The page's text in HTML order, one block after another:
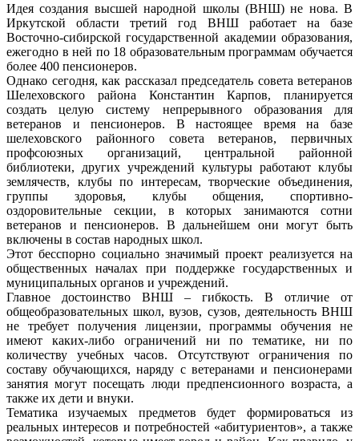
Идея создания высшей народной школы (ВНШ) не нова. В
Иркутской области третий год ВНШ работает на базе
Восточно-сибирской государственной академии образования,
ежегодно в ней по 18 образовательным программам обучается
более 400 пенсионеров.
Однако сегодня, как рассказал председатель совета ветеранов
Шелеховского района Константин Карпов, планируется
создать целую систему непрерывного образования для
ветеранов и пенсионеров. В настоящее время на базе
шелеховского районного совета ветеранов, первичных
профсоюзных организаций, центральной районной
библиотеки, других учреждений культуры работают клубы
землячеств, клубы по интересам, творческие объединения,
группы здоровья, клубы общения, спортивно-
оздоровительные секции, в которых занимаются сотни
ветеранов и пенсионеров. В дальнейшем они могут быть
включены в состав народных школ.
Этот бесспорно социально значимый проект реализуется на
общественных началах при поддержке государственных и
муниципальных органов и учреждений.
Главное достоинство ВНШ – гибкость. В отличие от
общеобразовательных школ, вузов, сузов, деятельность ВНШ
не требует получения лицензии, программы обучения не
имеют каких-либо ограничений ни по тематике, ни по
количеству учебных часов. Отсутствуют ограничения по
составу обучающихся, наряду с ветеранами и пенсионерами
занятия могут посещать люди предпенсионного возраста, а
также их дети и внуки.
Тематика изучаемых предметов будет формироваться из
реальных интересов и потребностей «абитуриентов», а также